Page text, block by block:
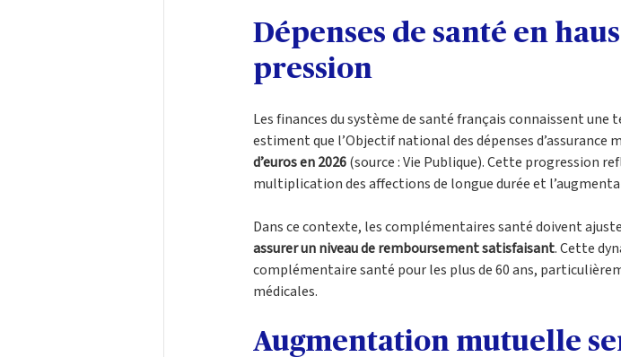
Dépenses de santé en
pression
Les finances du système de santé français connaissent
estiment que l’Objectif national des dépenses d’assurance
d’euros en 2026 (source : Vie Publique). Cette progression
multiplication des affections de longue durée et
Dans ce contexte, les complémentaires santé doivent
assurer un niveau de remboursement satisfaisant. Cette
complémentaire santé pour les plus de 60 ans,
médicales.
Augmentation mutuelle